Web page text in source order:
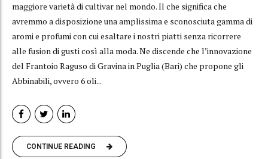
maggiore varietà di cultivar nel mondo. Il che significa che
avremmo a disposizione una amplissima e sconosciuta gamma di
aromi e profumi con cui esaltare i nostri piatti senza ricorrere
alle fusion di gusti così alla moda. Ne discende che l’innovazione
del Frantoio Raguso di Gravina in Puglia (Bari) che propone gli
Abbinabili, ovvero 6 oli...
CONTINUE READING